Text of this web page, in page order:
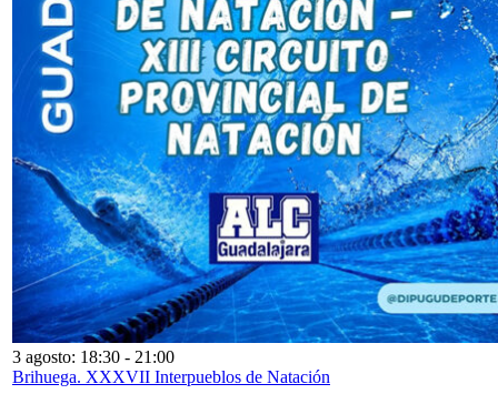
3 agosto: 18:30 - 21:00
Brihuega. XXXVII Interpueblos de Natación